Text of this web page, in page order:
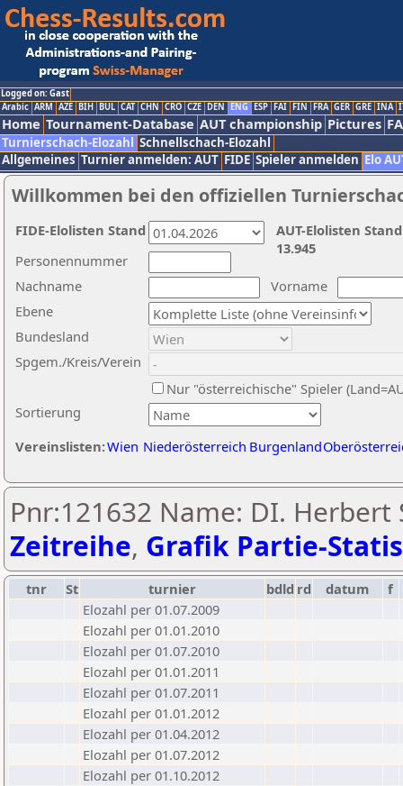
Logged on: Gast
Arabic ARM AZE BIH BUL CAT CHN CRO CZE DEN ENG ESP FAI FIN FRA GER GRE INA
Home Tournament-Database AUT championship Pictures
Turnierschach-Elozahl Schnellschach-Elozahl
Allgemeines Turnier anmelden: AUT FIDE Spieler anmelden Elo
Willkommen bei den offiziellen
Nachname
Vorname
Ebene
Sortierung
Personennummer
Bundesland
Spgem./Kreis/Verein
Nur "österreichische" Spieler
Vereinslisten:Wien Niederösterreich Burgenland
AUT-Elolisten
13.945
FIDE-Elolisten Stand
Pnr:121632 Name: DI. Herbert
Zeitreihe, Grafik Partie-
tnr St turnier bdld rd datum
f
Elozahl per 01.07.2009
Elozahl per 01.01.2010
Elozahl per 01.07.2010
Elozahl per 01.01.2011
Elozahl per 01.07.2011
Elozahl per 01.01.2012
Elozahl per 01.04.2012
Elozahl per 01.07.2012
Elozahl per 01.10.2012